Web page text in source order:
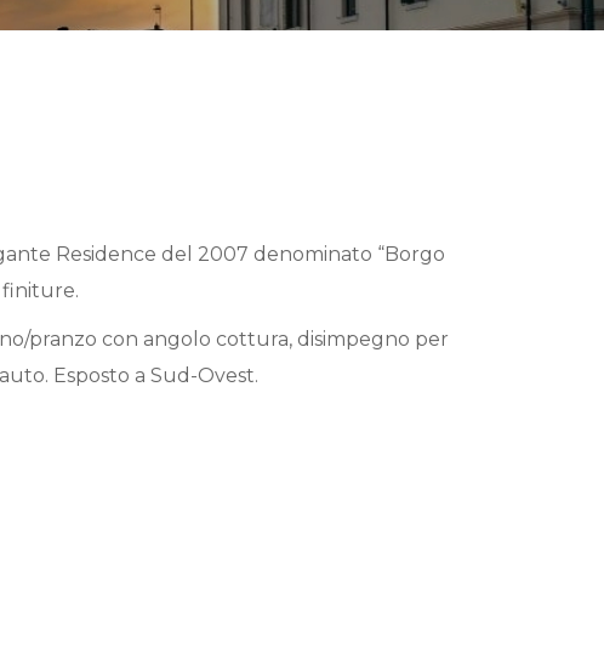
Residence del 2007 denominato “Borgo
finiture.
pranzo con angolo cottura, disimpegno per
Esposto a Sud-Ovest.